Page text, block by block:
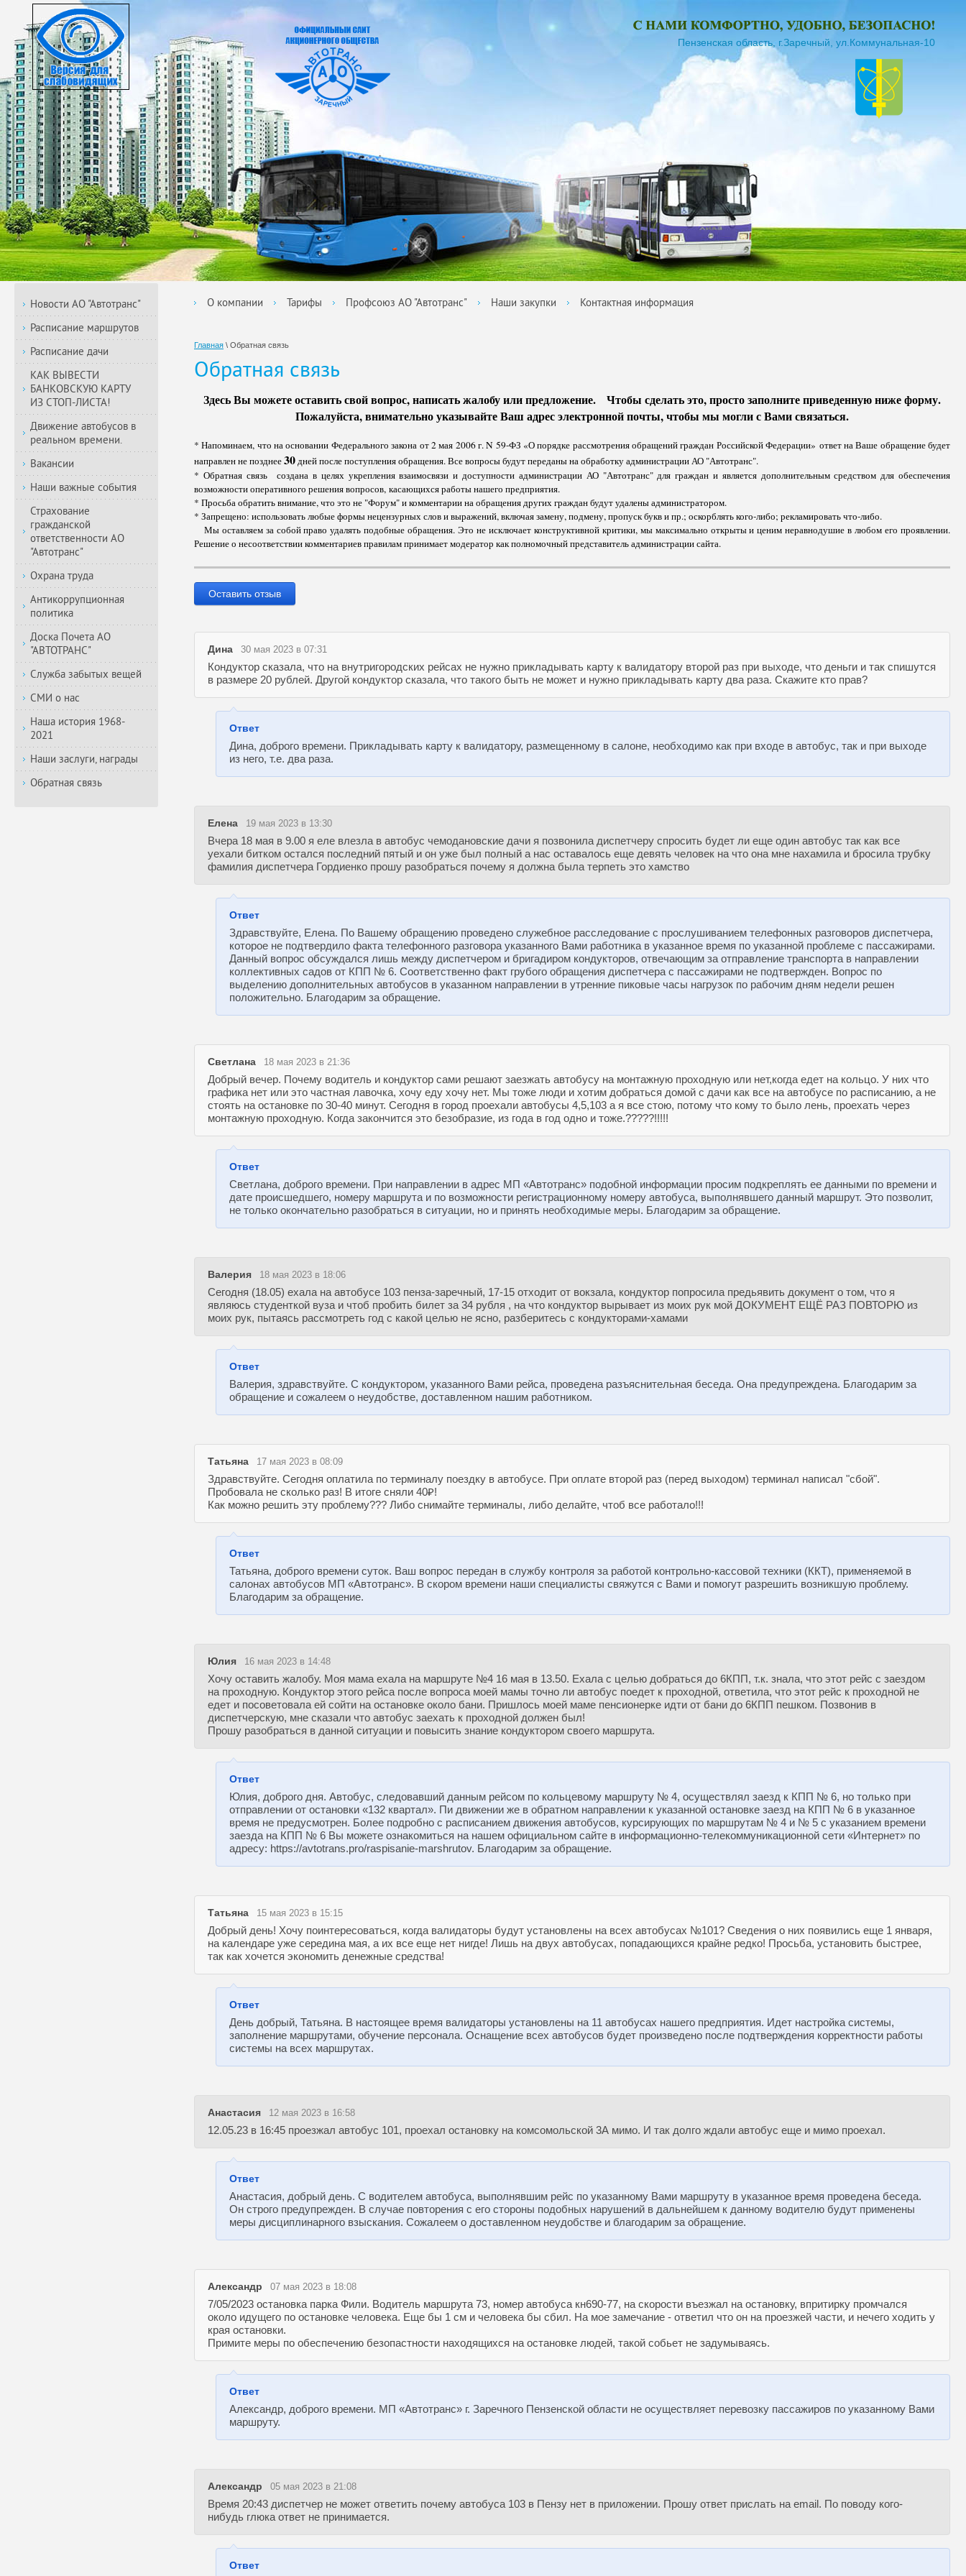
Пензенская область, г.Заречный, ул.Коммунальная-10
О компании Тарифы Профсоюз АО "Автотранс" Наши закупки Контактная информация
Главная \ Обратная связь
Обратная связь
Здесь Вы можете оставить свой вопрос, написать жалобу или предложение. Чтобы сделать это, просто заполните приведенную ниже форму.
Пожалуйста, внимательно указывайте Ваш адрес электронной почты, чтобы мы могли с Вами связаться.
* Напоминаем, что на основании Федерального закона от 2 мая 2006 г. N 59-ФЗ «О порядке рассмотрения обращений граждан Российской Федерации» ответ на Ваше обращение будет
направлен не позднее30дней после поступления обращения. Все вопросы будут переданы на обработку администрации АО "Автотранс".
* Обратная связь создана в целях укрепления взаимосвязи и доступности администрации АО "Автотранс" для граждан и является дополнительным средством для обеспечения
возможности оперативного решения вопросов, касающихся работы нашего предприятия.
* Просьба обратить внимание, что это не "Форум" и комментарии на обращения других граждан будут удалены администратором.
* Запрещено: использовать любые формы нецензурных слов и выражений,включая замену, подмену, пропуск букв и пр.; оскорблять кого-либо; рекламировать что-либо.
Мы оставляем за собой право удалять подобные обращения. Это не исключает конструктивной критики, мы максимально открыты и ценим неравнодушие в любом его проявлении.
Решение о несоответствии комментариев правилам принимает модератор как полномочный представитель администрации сайта.
Оставить отзыв
Дина 30 мая 2023 в 07:31
Кондуктор сказала, что на внутригородских рейсах не нужно прикладывать карту к валидатору второй раз при выходе, что деньги и так спишутся
в размере 20 рублей. Другой кондуктор сказала, что такого быть не может и нужно прикладывать карту два раза. Скажите кто прав?
Ответ
Дина, доброго времени. Прикладывать карту к валидатору, размещенному в салоне, необходимо как при входе в автобус, так и при выходе
из него, т.е. два раза.
Елена 19 мая 2023 в 13:30
Вчера 18 мая в 9.00 я еле влезла в автобус чемодановские дачи я позвонила диспетчеру спросить будет ли еще один автобус так как все
уехали битком остался последний пятый и он уже был полный а нас оставалось еще девять человек на что она мне нахамила и бросила трубку
фамилия диспетчера Гордиенко прошу разобраться почему я должна была терпеть это хамство
Ответ
Здравствуйте, Елена. По Вашему обращению проведено служебное расследование с прослушиванием телефонных разговоров диспетчера,
которое не подтвердило факта телефонного разговора указанного Вами работника в указанное время по указанной проблеме с пассажирами.
Данный вопрос обсуждался лишь между диспетчером и бригадиром кондукторов, отвечающим за отправление транспорта в направлении
коллективных садов от КПП № 6. Соответственно факт грубого обращения диспетчера с пассажирами не подтвержден. Вопрос по
выделению дополнительных автобусов в указанном направлении в утренние пиковые часы нагрузок по рабочим дням недели решен
положительно. Благодарим за обращение.
Светлана 18 мая 2023 в 21:36
Добрый вечер. Почему водитель и кондуктор сами решают заезжать автобусу на монтажную проходную или нет,когда едет на кольцо. У них что
графика нет или это частная лавочка, хочу еду хочу нет. Мы тоже люди и хотим добраться домой с дачи как все на автобусе по расписанию, а не
стоять на остановке по 30-40 минут. Сегодня в город проехали автобусы 4,5,103 а я все стою, потому что кому то было лень, проехать через
монтажную проходную. Когда закончится это безобразие, из года в год одно и тоже.?????!!!!!
Ответ
Светлана, доброго времени. При направлении в адрес МП «Автотранс» подобной информации просим подкреплять ее данными по времени и
дате происшедшего, номеру маршрута и по возможности регистрационному номеру автобуса, выполнявшего данный маршрут. Это позволит,
не только окончательно разобраться в ситуации, но и принять необходимые меры. Благодарим за обращение.
Валерия 18 мая 2023 в 18:06
Сегодня (18.05) ехала на автобусе 103 пенза-заречный, 17-15 отходит от вокзала, кондуктор попросила предьявить документ о том, что я
являюсь студенткой вуза и чтоб пробить билет за 34 рубля , на что кондуктор вырывает из моих рук мой ДОКУМЕНТ ЕЩЁ РАЗ ПОВТОРЮ из
моих рук, пытаясь рассмотреть год с какой целью не ясно, разберитесь с кондукторами-хамами
Ответ
Валерия, здравствуйте. С кондуктором, указанного Вами рейса, проведена разъяснительная беседа. Она предупреждена. Благодарим за
обращение и сожалеем о неудобстве, доставленном нашим работником.
Татьяна 17 мая 2023 в 08:09
Здравствуйте. Сегодня оплатила по терминалу поездку в автобусе. При оплате второй раз (перед выходом) терминал написал "сбой".
Пробовала не сколько раз! В итоге сняли 40₽!
Как можно решить эту проблему??? Либо снимайте терминалы, либо делайте, чтоб все работало!!!
Ответ
Татьяна, доброго времени суток. Ваш вопрос передан в службу контроля за работой контрольно-кассовой техники (ККТ), применяемой в
салонах автобусов МП «Автотранс». В скором времени наши специалисты свяжутся с Вами и помогут разрешить возникшую проблему.
Благодарим за обращение.
Юлия 16 мая 2023 в 14:48
Хочу оставить жалобу. Моя мама ехала на маршруте №4 16 мая в 13.50. Ехала с целью добраться до 6КПП, т.к. знала, что этот рейс с заездом
на проходную. Кондуктор этого рейса после вопроса моей мамы точно ли автобус поедет к проходной, ответила, что этот рейс к проходной не
едет и посоветовала ей сойти на остановке около бани. Пришлось моей маме пенсионерке идти от бани до 6КПП пешком. Позвонив в
диспетчерскую, мне сказали что автобус заехать к проходной должен был!
Прошу разобраться в данной ситуации и повысить знание кондуктором своего маршрута.
Ответ
Юлия, доброго дня. Автобус, следовавший данным рейсом по кольцевому маршруту № 4, осуществлял заезд к КПП № 6, но только при
отправлении от остановки «132 квартал». Пи движении же в обратном направлении к указанной остановке заезд на КПП № 6 в указанное
время не предусмотрен. Более подробно с расписанием движения автобусов, курсирующих по маршрутам № 4 и № 5 с указанием времени
заезда на КПП № 6 Вы можете ознакомиться на нашем официальном сайте в информационно-телекоммуникационной сети «Интернет» по
адресу: https://avtotrans.pro/raspisanie-marshrutov. Благодарим за обращение.
Татьяна 15 мая 2023 в 15:15
Добрый день! Хочу поинтересоваться, когда валидаторы будут установлены на всех автобусах №101? Сведения о них появились еще 1 января,
на календаре уже середина мая, а их все еще нет нигде! Лишь на двух автобусах, попадающихся крайне редко! Просьба, установить быстрее,
так как хочется экономить денежные средства!
Ответ
День добрый, Татьяна. В настоящее время валидаторы установлены на 11 автобусах нашего предприятия. Идет настройка системы,
заполнение маршрутами, обучение персонала. Оснащение всех автобусов будет произведено после подтверждения корректности работы
системы на всех маршрутах.
Анастасия 12 мая 2023 в 16:58
12.05.23 в 16:45 проезжал автобус 101, проехал остановку на комсомольской 3А мимо. И так долго ждали автобус еще и мимо проехал.
Ответ
Анастасия, добрый день. С водителем автобуса, выполнявшим рейс по указанному Вами маршруту в указанное время проведена беседа.
Он строго предупрежден. В случае повторения с его стороны подобных нарушений в дальнейшем к данному водителю будут применены
меры дисциплинарного взыскания. Сожалеем о доставленном неудобстве и благодарим за обращение.
Александр 07 мая 2023 в 18:08
7/05/2023 остановка парка Фили. Водитель маршрута 73, номер автобуса кн690-77, на скорости въезжал на остановку, впритирку промчался
около идущего по остановке человека. Еще бы 1 см и человека бы сбил. На мое замечание - ответил что он на проезжей части, и нечего ходить у
края остановки.
Примите меры по обеспечению безопастности находящихся на остановке людей, такой собьет не задумываясь.
Ответ
Александр, доброго времени. МП «Автотранс» г. Заречного Пензенской области не осуществляет перевозку пассажиров по указанному Вами
маршруту.
Александр 05 мая 2023 в 21:08
Время 20:43 диспетчер не может ответить почему автобуса 103 в Пензу нет в приложении. Прошу ответ прислать на email. По поводу кого-
нибудь глюка ответ не принимается.
Ответ
Новости АО "Автотранс"
Расписание маршрутов
Расписание дачи
КАК ВЫВЕСТИ
БАНКОВСКУЮ КАРТУ
ИЗ СТОП-ЛИСТА!
Движение автобусов в
реальном времени.
Вакансии
Наши важные события
Страхование
гражданской
ответственности АО
"Автотранс"
Охрана труда
Антикоррупционная
политика
Доска Почета АО
"АВТОТРАНС"
Служба забытых вещей
СМИ о нас
Наша история 1968-
2021
Наши заслуги, награды
Обратная связь